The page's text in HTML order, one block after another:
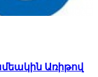
Առիթով